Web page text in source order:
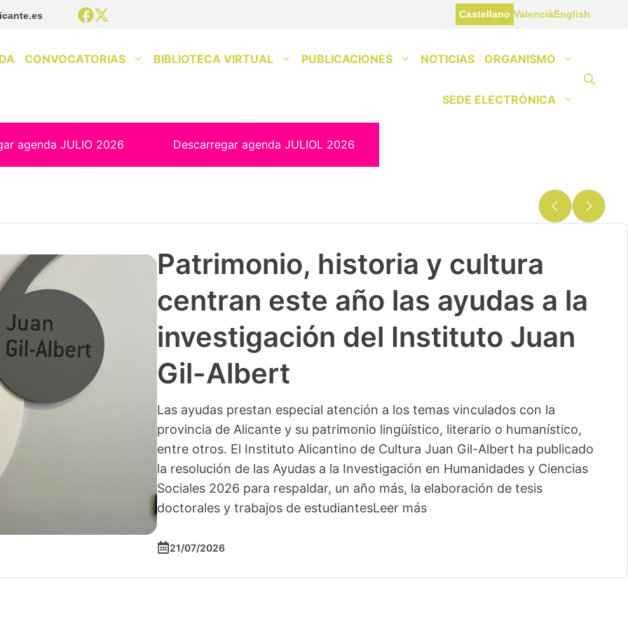
Castellano ValenciàEnglish
CONVOCATORIAS BIBLIOTECA VIRTUAL PUBLICACIONES NOTICIAS ORGANISMO
SEDE ELECTRÓNICA
agenda JULIO 2026 Descarregar agenda JULIOL 2026
Patrimonio, historia y cultura
centran este año las ayudas a la
investigación del Instituto Juan
Gil-Albert
Las ayudas prestan especial atención a los temas vinculados con la
provincia de Alicante y su patrimonio lingüístico, literario o humanístico,
entre otros. El Instituto Alicantino de Cultura Juan Gil-Albert ha publicado
la resolución de las Ayudas a la Investigación en Humanidades y Ciencias
Sociales 2026 para respaldar, un año más, la elaboración de tesis
doctorales y trabajos de estudiantesLeer más
21/07/2026